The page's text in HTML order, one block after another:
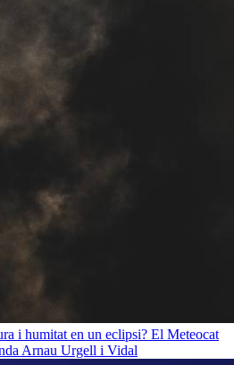
i humitat en un eclipsi? El Meteocat
Arnau Urgell i Vidal